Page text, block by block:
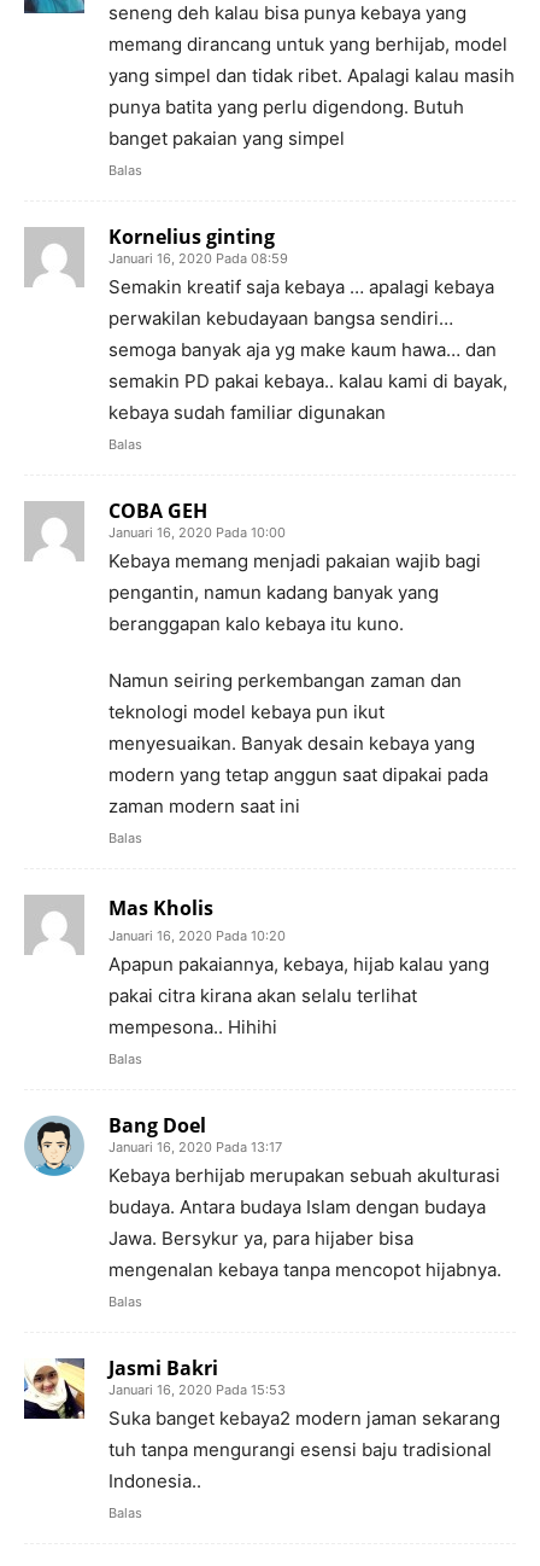
seneng deh kalau bisa punya kebaya yang
memang dirancang untuk yang berhijab, model
yang simpel dan tidak ribet. Apalagi kalau masih
punya batita yang perlu digendong. Butuh
banget pakaian yang simpel
Balas
Kornelius ginting
Januari 16, 2020 Pada 08:59
Semakin kreatif saja kebaya … apalagi kebaya
perwakilan kebudayaan bangsa sendiri…
semoga banyak aja yg make kaum hawa… dan
semakin PD pakai kebaya.. kalau kami di bayak,
kebaya sudah familiar digunakan
Balas
COBA GEH
Januari 16, 2020 Pada 10:00
Kebaya memang menjadi pakaian wajib bagi
pengantin, namun kadang banyak yang
beranggapan kalo kebaya itu kuno.
Namun seiring perkembangan zaman dan
teknologi model kebaya pun ikut
menyesuaikan. Banyak desain kebaya yang
modern yang tetap anggun saat dipakai pada
zaman modern saat ini
Balas
Mas Kholis
Januari 16, 2020 Pada 10:20
Apapun pakaiannya, kebaya, hijab kalau yang
pakai citra kirana akan selalu terlihat
mempesona.. Hihihi
Balas
Bang Doel
Januari 16, 2020 Pada 13:17
Kebaya berhijab merupakan sebuah akulturasi
budaya. Antara budaya Islam dengan budaya
Jawa. Bersykur ya, para hijaber bisa
mengenalan kebaya tanpa mencopot hijabnya.
Balas
Jasmi Bakri
Januari 16, 2020 Pada 15:53
Suka banget kebaya2 modern jaman sekarang
tuh tanpa mengurangi esensi baju tradisional
Indonesia..
Balas